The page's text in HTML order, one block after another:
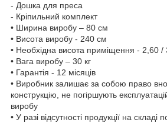
- Дошка для преса
- Кріпильний комплект
• Ширина виробу – 80 см
• Висота виробу - 240 см
• Необхідна висота приміщення - 2,60 /
• Вага виробу – 30 кг
• Гарантія - 12 місяців
• Виробник залишає за собою право
конструкцію, не погіршують
виробу
• У разі відсутності продукції на складі